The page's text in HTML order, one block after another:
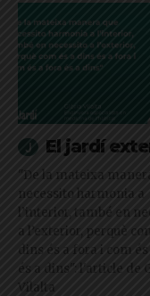
El jardí
"De la mateixa
necessito harmonia a
l’interior, també en
a l’exterior, perquè
dins és a fora i com
és a dins": l'article de
Vilalta